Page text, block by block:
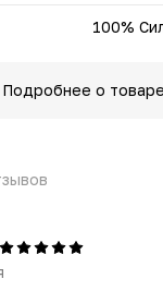
бугры и
использовании
на
для
100%
Подробнее о товаре